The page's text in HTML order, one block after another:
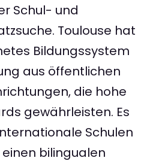
Schul- und
Toulouse hat
Bildungssystem
aus öffentlichen
die hohe
gewährleisten. Es
Schulen
bilingualen